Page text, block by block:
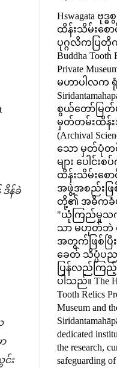
ဒိန်ခဲ
း
Hswagata ဗုဒ္
ထိန်းသိမ်းစော
ပုဂ္ဂလိကပြတိုက်
Buddha Tooth
Private
မဟာပါလက ရုံ
စွယ်တော်မြတ်
မှတ်တမ်းထိန်
(Archival
သော မှတ်ပုံတင်
များ ပေါင်
ထိန်းသိမ်းစေ
အဖွဲ့အစည်းဖြ
တို့၏ အဓိကခံ
"ယုံကြည်မှု
သာ မဟုတ်ဘဲ
အတွက်ဖြစ်ပြီး
ခေတ် သိပ္ပံပည
ပြန်လည်ကြည့်
ပါသည်။ The
Tooth Relics
Museum and
dedicated
the research,
safeguarding